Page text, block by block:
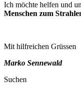
Ich möchte helfen und
Menschen zum
Mit hilfreichen Grüssen
Marko Sennewald
Suchen